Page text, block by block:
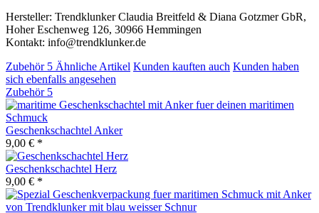
Hersteller: Trendklunker Claudia Breitfeld & Diana Gotzmer GbR,
Hoher Eschenweg 126, 30966 Hemmingen
Kontakt: info@trendklunker.de
Zubehör 5 Ähnliche Artikel Kunden kauften auch Kunden haben
sich ebenfalls angesehen
Zubehör 5
Geschenkschachtel Anker
9,00 € *
Geschenkschachtel Herz
9,00 € *